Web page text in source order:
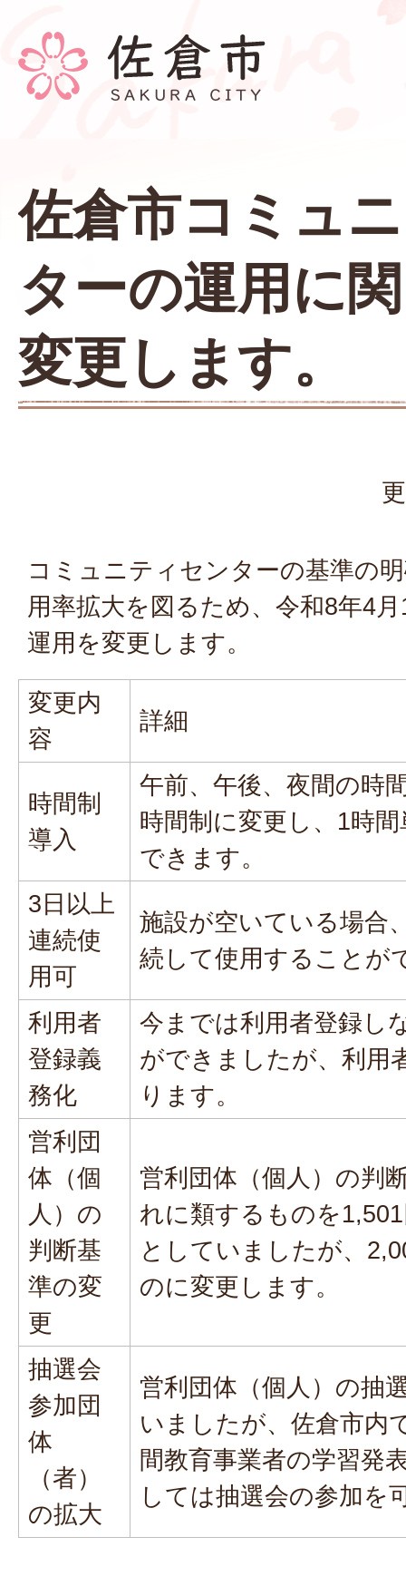
佐倉市コミュ
ターの運用に
変更します。
コミュニティセンターの基準の
用率拡大を図るため、令和8年4
運用を変更します。
変更内
容
詳細
時間制
導入
午前、午後、夜間の時
時間制に変更し、1時
できます。
3日以上
連続使
用可
施設が空いている場合
続して使用することが
利用者
登録義
務化
今までは利用者登録し
ができましたが、利用
ります。
営利団
体（個
人）の
判断基
準の変
更
営利団体（個人）の判
れに類するものを
としていましたが、
のに変更します。
抽選会
参加団
体
（者）
の拡大
営利団体（個人）の抽
いましたが、佐倉市内
間教育事業者の学習発
しては抽選会の参加を